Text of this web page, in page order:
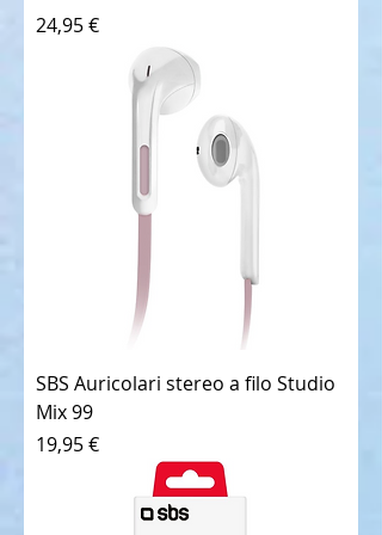
Prezzo
24,95 €
SBS Auricolari stereo a filo Studio
Mix 99
Prezzo
19,95 €